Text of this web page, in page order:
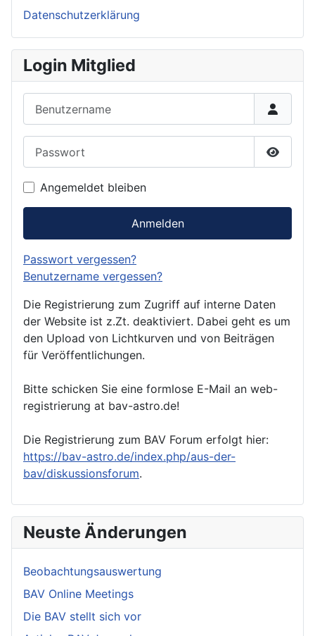
Datenschutzerklärung
Login Mitglied
Angemeldet bleiben
Anmelden
Passwort vergessen?
Benutzername vergessen?
Die Registrierung zum Zugriff auf interne Daten
der Website ist z.Zt. deaktiviert. Dabei geht es um
den Upload von Lichtkurven und von Beiträgen
für Veröffentlichungen.
Bitte schicken Sie eine formlose E-Mail an web-
registrierung at bav-astro.de!
Die Registrierung zum BAV Forum erfolgt hier:
https://bav-astro.de/index.php/aus-der-
bav/diskussionsforum.
Neuste Änderungen
Beobachtungsauswertung
BAV Online Meetings
Die BAV stellt sich vor